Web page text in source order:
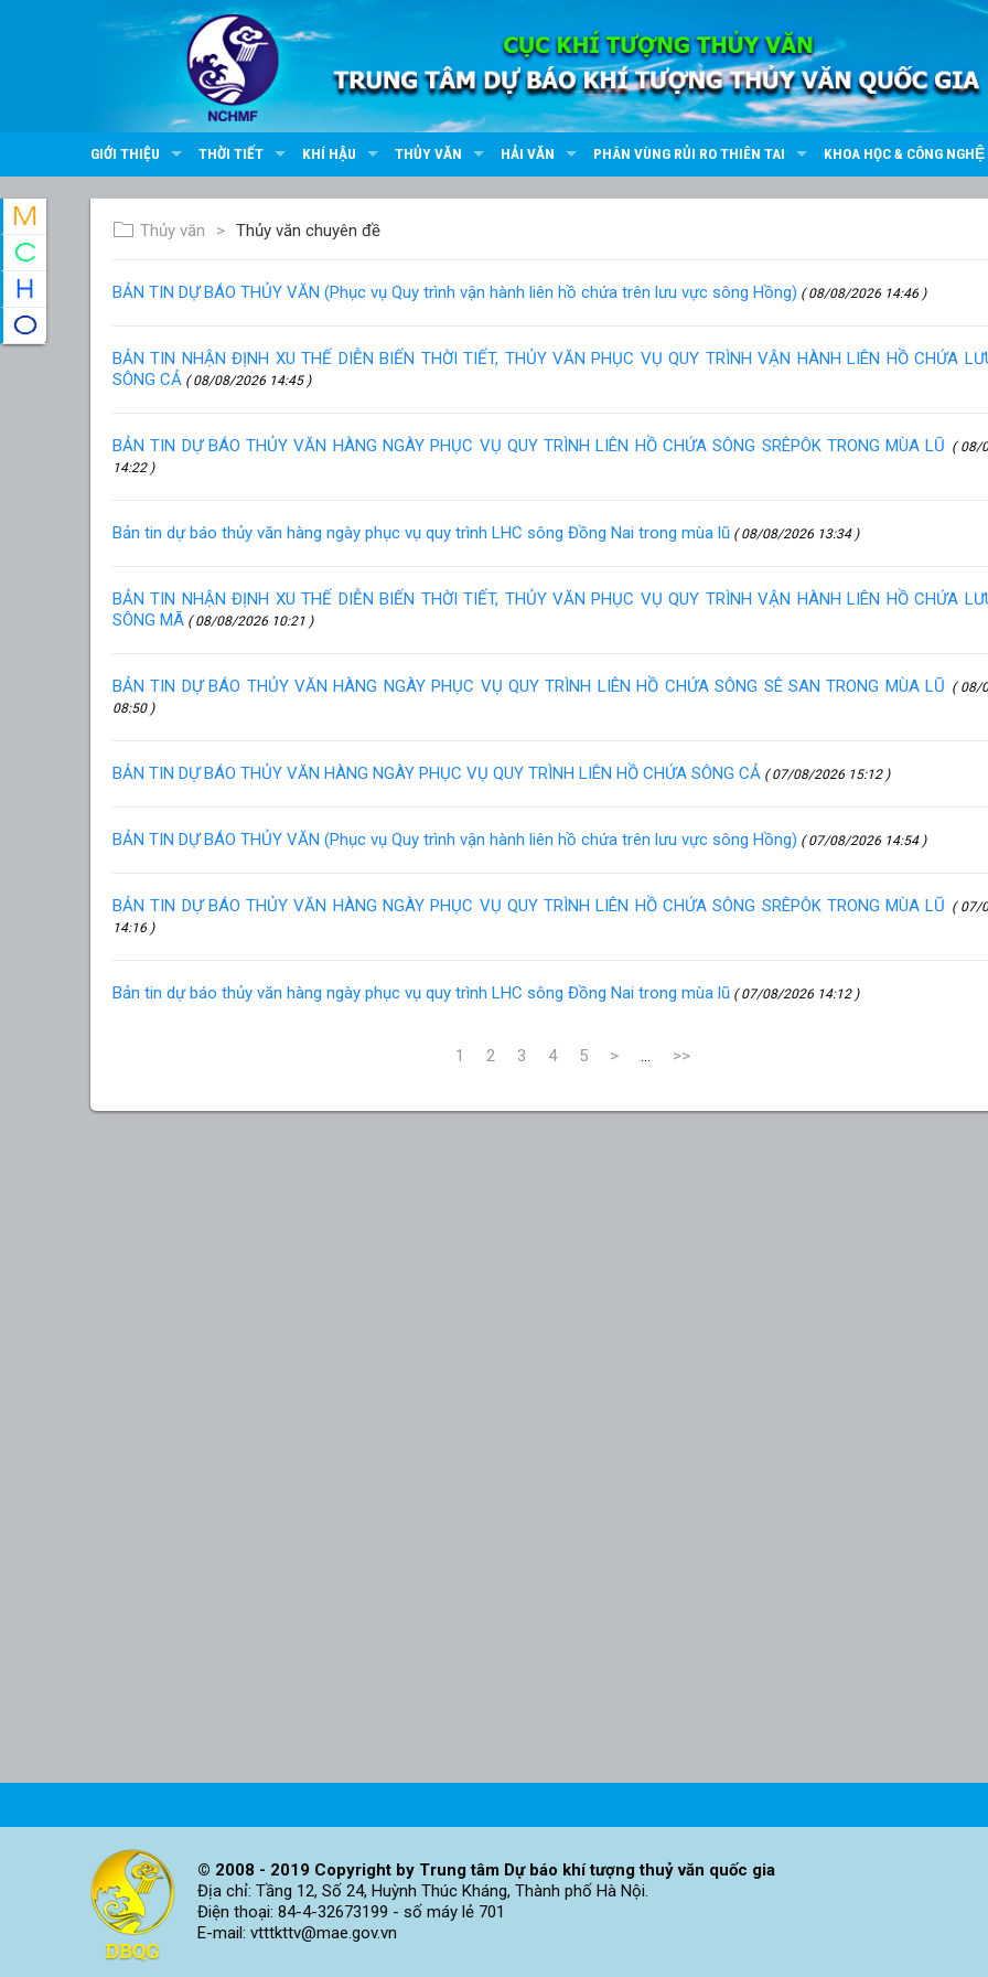
GIỚI THIỆU THỜI TIẾT KHÍ HẬU THỦY VĂN HẢI VĂN PHÂN VÙNG RỦI RO THIÊN TAI KHOA HỌC & CÔNG NGHỆ
Thủy văn Thủy văn chuyên đề
BẢN TIN DỰ BÁO THỦY VĂN (Phục vụ Quy trình vận hành liên hồ chứa trên lưu vực sông Hồng) ( 08/08/2026 14:46 )
BẢN TIN NHẬN ĐỊNH XU THẾ DIỄN BIẾN THỜI TIẾT, THỦY VĂN PHỤC VỤ QUY TRÌNH VẬN HÀNH LIÊN HỒ CHỨA
SÔNG CẢ ( 08/08/2026 14:45 )
BẢN TIN DỰ BÁO THỦY VĂN HÀNG NGÀY PHỤC VỤ QUY TRÌNH LIÊN HỒ CHỨA SÔNG SRÊPÔK TRONG MÙA LŨ ( 08/
14:22 )
Bản tin dự báo thủy văn hàng ngày phục vụ quy trình LHC sông Đồng Nai trong mùa lũ ( 08/08/2026 13:34 )
BẢN TIN NHẬN ĐỊNH XU THẾ DIỄN BIẾN THỜI TIẾT, THỦY VĂN PHỤC VỤ QUY TRÌNH VẬN HÀNH LIÊN HỒ CHỨA
SÔNG MÃ ( 08/08/2026 10:21 )
BẢN TIN DỰ BÁO THỦY VĂN HÀNG NGÀY PHỤC VỤ QUY TRÌNH LIÊN HỒ CHỨA SÔNG SÊ SAN TRONG MÙA LŨ ( 08/
08:50 )
BẢN TIN DỰ BÁO THỦY VĂN HÀNG NGÀY PHỤC VỤ QUY TRÌNH LIÊN HỒ CHỨA SÔNG CẢ ( 07/08/2026 15:12 )
BẢN TIN DỰ BÁO THỦY VĂN (Phục vụ Quy trình vận hành liên hồ chứa trên lưu vực sông Hồng) ( 07/08/2026 14:54 )
BẢN TIN DỰ BÁO THỦY VĂN HÀNG NGÀY PHỤC VỤ QUY TRÌNH LIÊN HỒ CHỨA SÔNG SRÊPÔK TRONG MÙA LŨ ( 07/
14:16 )
Bản tin dự báo thủy văn hàng ngày phục vụ quy trình LHC sông Đồng Nai trong mùa lũ ( 07/08/2026 14:12 )
1 2 3 4 5 > ... >>
© 2008 - 2019 Copyright by Trung tâm Dự báo khí tượng thuỷ văn quốc gia
Địa chỉ: Tầng 12, Số 24, Huỳnh Thúc Kháng, Thành phố Hà Nội.
Điện thoại: 84-4-32673199 - số máy lẻ 701
E-mail: vtttkttv@mae.gov.vn